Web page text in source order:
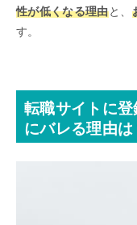
性が低くなる理由と、
す。
転職サイトに
にバレる理由は